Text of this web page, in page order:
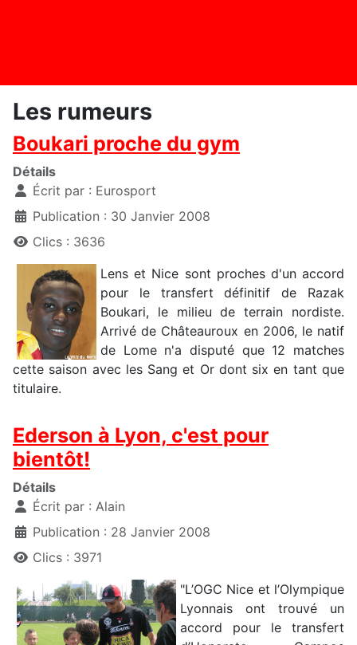
Les rumeurs
Boukari proche du gym
Détails
Écrit par : Eurosport
Publication : 30 Janvier 2008
Clics : 3636
Lens et Nice sont proches d'un accord
pour le transfert définitif de Razak
Boukari, le milieu de terrain nordiste.
Arrivé de Châteauroux en 2006, le natif
de Lome n'a disputé que 12 matches
cette saison avec les Sang et Or dont six en tant que
titulaire.
Ederson à Lyon, c'est pour
bientôt!
Détails
Écrit par : Alain
Publication : 28 Janvier 2008
Clics : 3971
"L’OGC Nice et l’Olympique
Lyonnais ont trouvé un
accord pour le transfert